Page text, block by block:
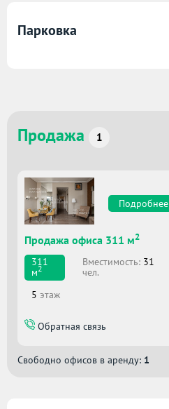
Парковка
Продажа 1
Подробнее
Продажа офиса 311 м2
311
м2
Вместимоcть: 31
чел.
5 этаж
Обратная связь
Свободно офисов в аренду: 1